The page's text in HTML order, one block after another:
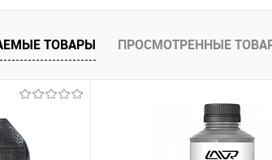
Сравнение
Под заказТОВАРЫ ПРОСМОТРЕННЫЕ